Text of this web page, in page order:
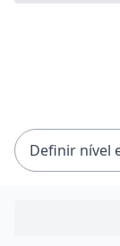
Definir nível